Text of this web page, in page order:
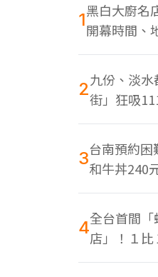
1黑白大廚名
開幕時間、
蝦
2九份、淡
街」狂吸
色美食多
3台南預約困
和牛丼240
地點曝光
4全台首間
店」！１
男，百款周